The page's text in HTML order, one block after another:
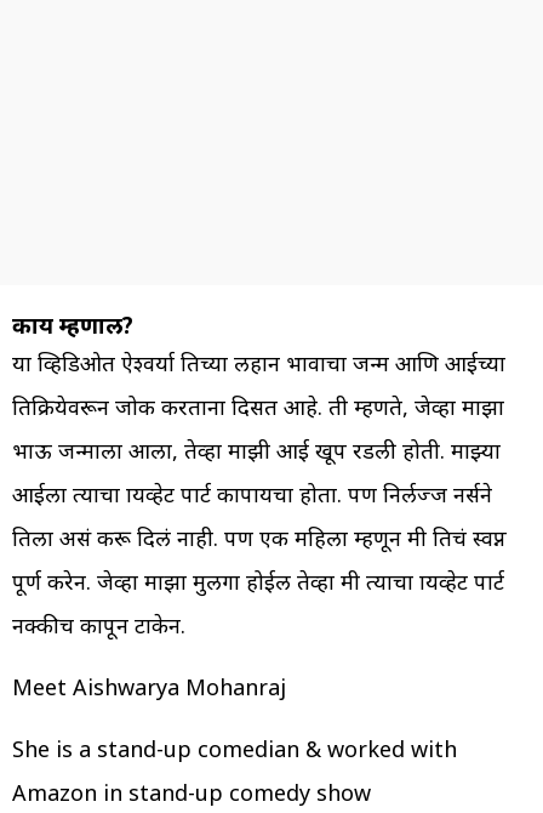
काय म्हणाली?
या व्हिडिओत ऐश्वर्या तिच्या लहान भावाचा जन्म आणि आईच्या
प्रतिक्रियेवरून जोक करताना दिसत आहे. ती म्हणते, जेव्हा माझा
भाऊ जन्माला आला, तेव्हा माझी आई खूप रडली होती. माझ्या
आईला त्याचा प्रायव्हेट पार्ट कापायचा होता. पण निर्लज्ज नर्सने
तिला असं करू दिलं नाही. पण एक महिला म्हणून मी तिचं स्वप्न
पूर्ण करेन. जेव्हा माझा मुलगा होईल तेव्हा मी त्याचा प्रायव्हेट पार्ट
नक्कीच कापून टाकेन.
Meet Aishwarya Mohanraj
She is a stand-up comedian & worked with
Amazon in stand-up comedy show